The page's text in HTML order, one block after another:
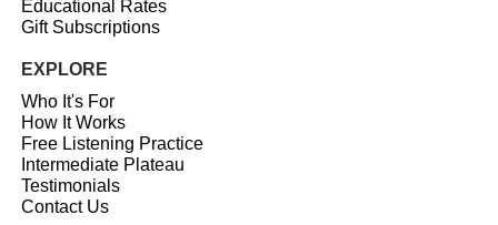
Educational Rates
Gift Subscriptions
EXPLORE
Who It's For
How It Works
Free Listening Practice
Intermediate Plateau
Testimonials
Contact Us